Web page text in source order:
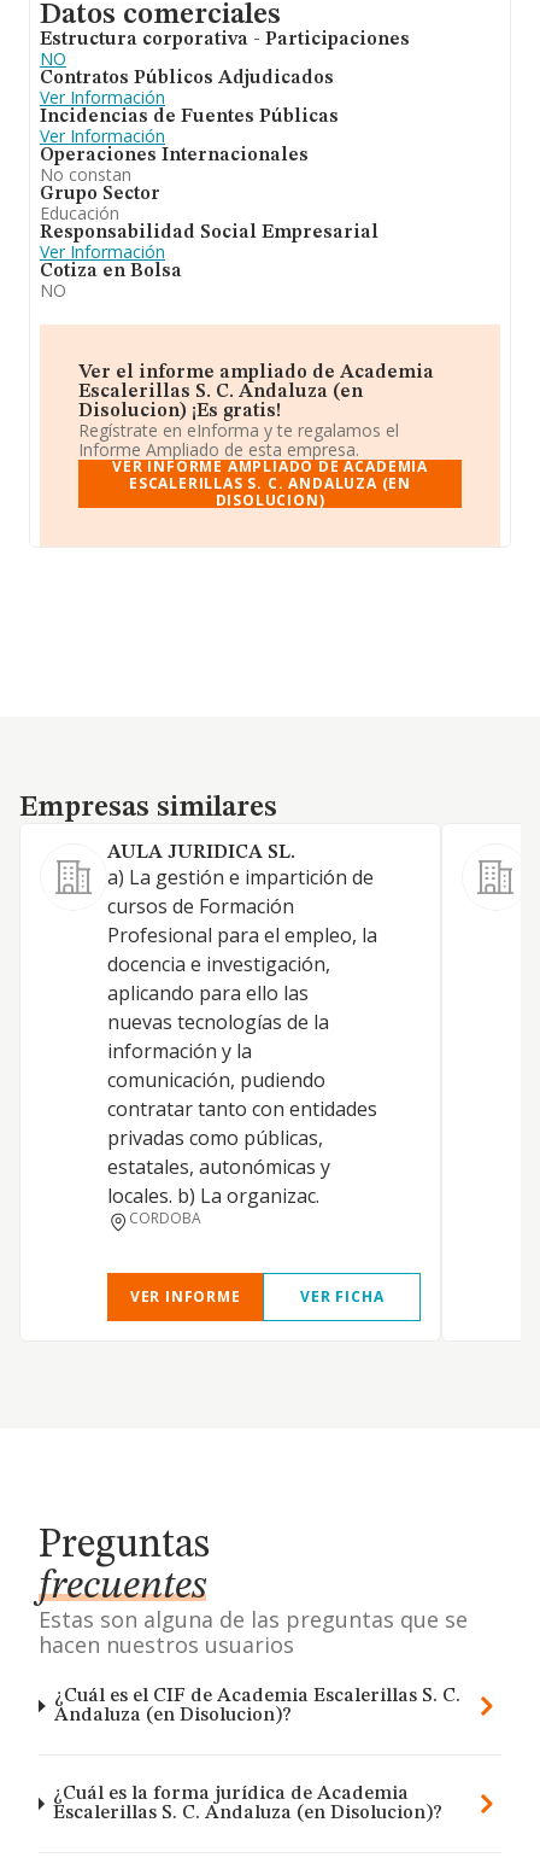
Datos comerciales
Estructura corporativa - Participaciones
NO
Contratos Públicos Adjudicados
Ver Información
Incidencias de Fuentes Públicas
Ver Información
Operaciones Internacionales
No constan
Grupo Sector
Educación
Responsabilidad Social Empresarial
Ver Información
Cotiza en Bolsa
NO
Ver el informe ampliado de Academia
Escalerillas S. C. Andaluza (en
Disolucion) ¡Es gratis!
Regístrate en eInforma y te regalamos el
Informe Ampliado de esta empresa.
VER INFORME AMPLIADO DE ACADEMIA
ESCALERILLAS S. C. ANDALUZA (EN
DISOLUCION)
Empresas similares
Empresas similares
AULA JURIDICA SL.
a) La gestión e impartición de
cursos de Formación
Profesional para el empleo, la
docencia e investigación,
aplicando para ello las
nuevas tecnologías de la
información y la
comunicación, pudiendo
contratar tanto con entidades
privadas como públicas,
estatales, autonómicas y
locales. b) La organizac.
CORDOBA
VER INFORME VER FICHA
Preguntas
frecuentes
Estas son alguna de las preguntas que se
hacen nuestros usuarios
¿Cuál es el CIF de Academia Escalerillas S. C.
Andaluza (en Disolucion)?
¿Cuál es la forma jurídica de Academia
Escalerillas S. C. Andaluza (en Disolucion)?